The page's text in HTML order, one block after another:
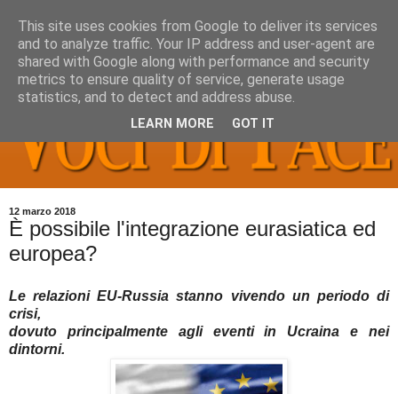
12 marzo 2018
È possibile l'integrazione eurasiatica ed
europea?
Le relazioni EU-Russia stanno vivendo un periodo di
crisi,
dovuto principalmente agli eventi in Ucraina e nei
dintorni.
This site uses cookies from Google to deliver its services
and to analyze traffic. Your IP address and user-agent are
shared with Google along with performance and security
metrics to ensure quality of service, generate usage
statistics, and to detect and address abuse.
LEARN MORE GOT IT